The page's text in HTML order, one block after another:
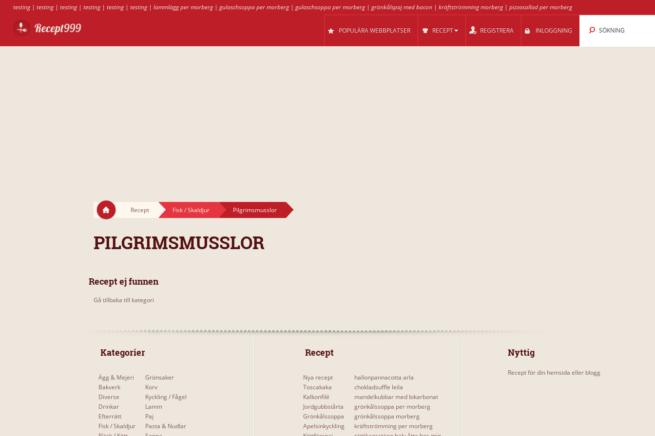
testing| testing| testing| testing| testing| testing| lammlägg per morberg| gulaschsoppa per morberg| gulaschsoppa per morberg| grönkålspaj med bacon| kräftströmming morberg| pizzasallad per morberg
POPULÄRA WEBBPLATSER RECEPT REGISTRERA INLOGGNING SÖKNING
Recept Fisk / Skaldjur Pilgrimsmusslor
PILGRIMSMUSSLOR
Recept ej funnen
Gå tillbaka till kategori
Kategorier
Ägg & Mejeri
Bakverk
Diverse
Drinkar
Efterrätt
Fisk / Skaldjur
Grönsaker
Korv
Kyckling / Fågel
Lamm
Paj
Pasta & Nudlar
Recept
Nya recept
Toscakaka
Kalkonfilé
Jordgubbstårta
Grönkålssoppa
Apelsinkyckling
hallonpannacotta arla
chokladsuffle leila
mandelkubbar med bikarbonat
grönkålssoppa per morberg
grönkålssoppa morberg
kräftströmming per morberg
Nyttig
Recept för din hemsida eller blogg